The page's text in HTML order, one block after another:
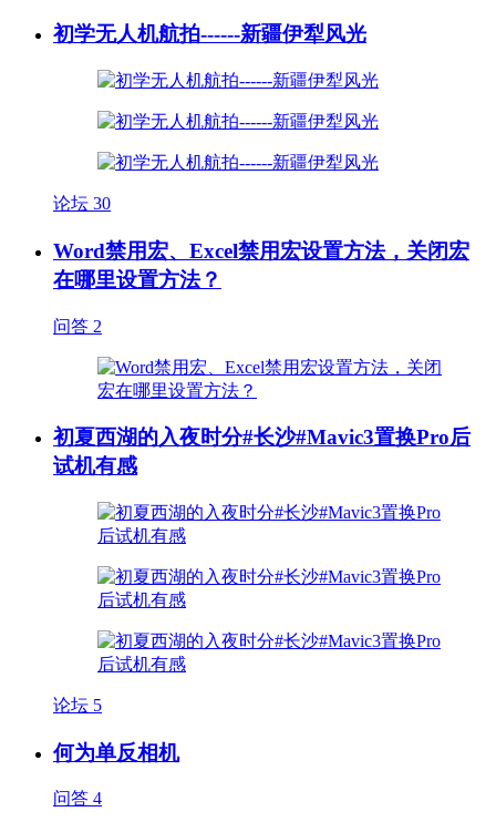
初学无人机航拍------新疆伊犁风光
论坛 30
Word禁用宏、Excel禁用宏设置方法，关闭宏
在哪里设置方法？
问答 2
初夏西湖的入夜时分#长沙#Mavic3置换Pro后
试机有感
论坛 5
何为单反相机
问答 4